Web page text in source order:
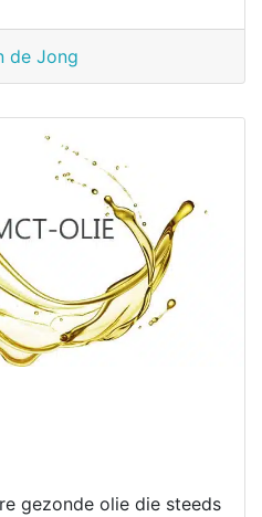
de Jong
gezonde olie die steeds